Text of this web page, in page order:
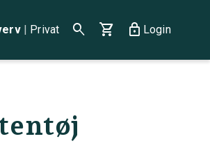
| Privat search shopping_cart lock Login